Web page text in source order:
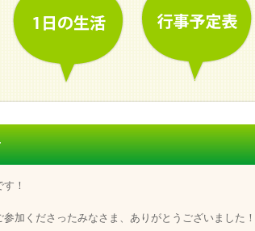
！
参加くださったみなさま、ありがとうございました！